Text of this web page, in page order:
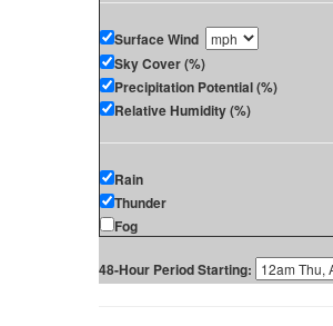
Surface Wind
Sky Cover (%)
Precipitation Potential (%)
Relative Humidity (%)
Rain
Thunder
Fog
48-Hour Period Starting: